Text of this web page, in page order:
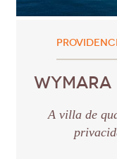
WYMARA
A villa de